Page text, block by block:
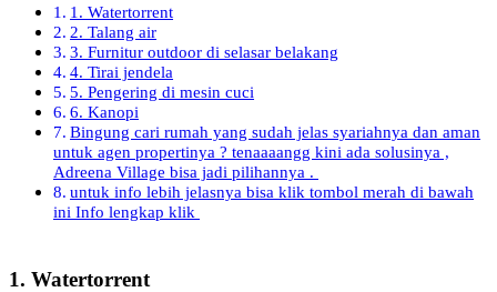
1. Watertorrent
2. Talang air
3. Furnitur outdoor di selasar belakang
4. Tirai jendela
5. Pengering di mesin cuci
6. Kanopi
Bingung cari rumah yang sudah jelas syariahnya dan aman
untuk agen propertinya ? tenaaaangg kini ada solusinya ,
Adreena Village bisa jadi pilihannya .
untuk info lebih jelasnya bisa klik tombol merah di bawah
ini Info lengkap klik
1. Watertorrent